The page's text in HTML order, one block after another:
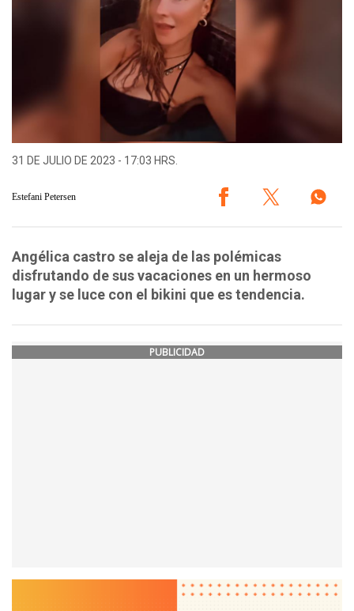
31 DE JULIO DE 2023 - 17:03 HRS.
Estefani Petersen
Angélica castro se aleja de las polémicas
disfrutando de sus vacaciones en un hermoso
lugar y se luce con el bikini que es tendencia.
PUBLICIDAD